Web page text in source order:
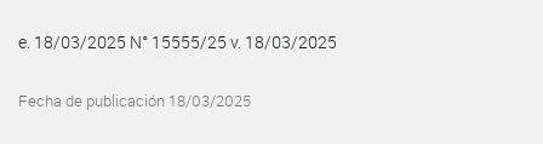
e. 18/03/2025 N° 15555/25 v. 18/03/2025
Fecha de publicación 18/03/2025